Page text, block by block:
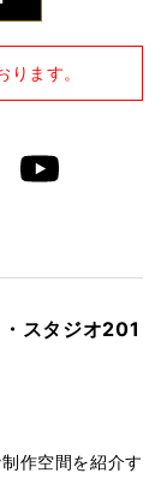
ます。
スタジオ201
作空間を紹介す